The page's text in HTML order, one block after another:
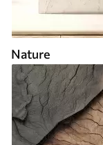
Nature